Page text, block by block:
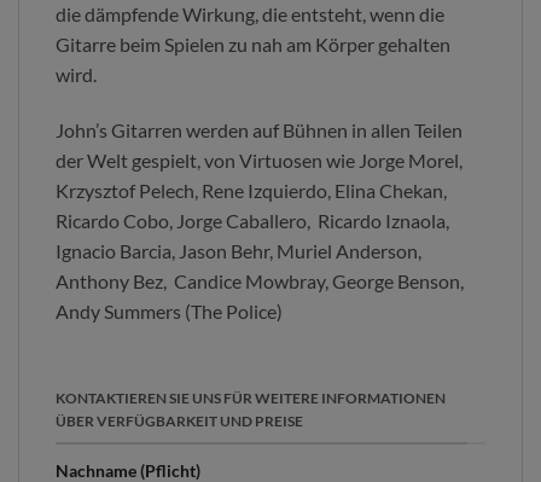
die dämpfende Wirkung, die entsteht, wenn die
Gitarre beim Spielen zu nah am Körper gehalten
wird.
John’s Gitarren werden auf Bühnen in allen Teilen
der Welt gespielt, von Virtuosen wie Jorge Morel,
Krzysztof Pelech, Rene Izquierdo, Elina Chekan,
Ricardo Cobo, Jorge Caballero, Ricardo Iznaola,
Ignacio Barcia, Jason Behr, Muriel Anderson,
Anthony Bez, Candice Mowbray, George Benson,
Andy Summers (The Police)
KONTAKTIEREN SIE UNS FÜR WEITERE INFORMATIONEN
ÜBER VERFÜGBARKEIT UND PREISE
Nachname (Pflicht)